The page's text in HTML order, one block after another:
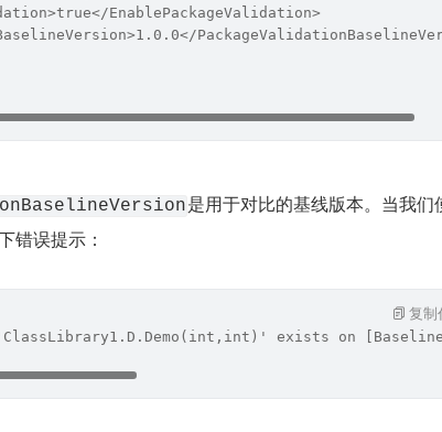
EnablePackageValidation>
是用于对比的基线版本。当我们
错误提示：
'ClassLibrary1.D.Demo(int,int)' exists on
复制